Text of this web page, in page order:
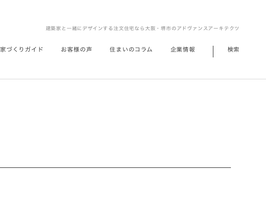
建築家と一緒にデザインする注文住宅なら大阪・堺市のアドヴァンスアーキテクツ
家づくりガイド お客様の声 住まいのコラム 企業情報 検索